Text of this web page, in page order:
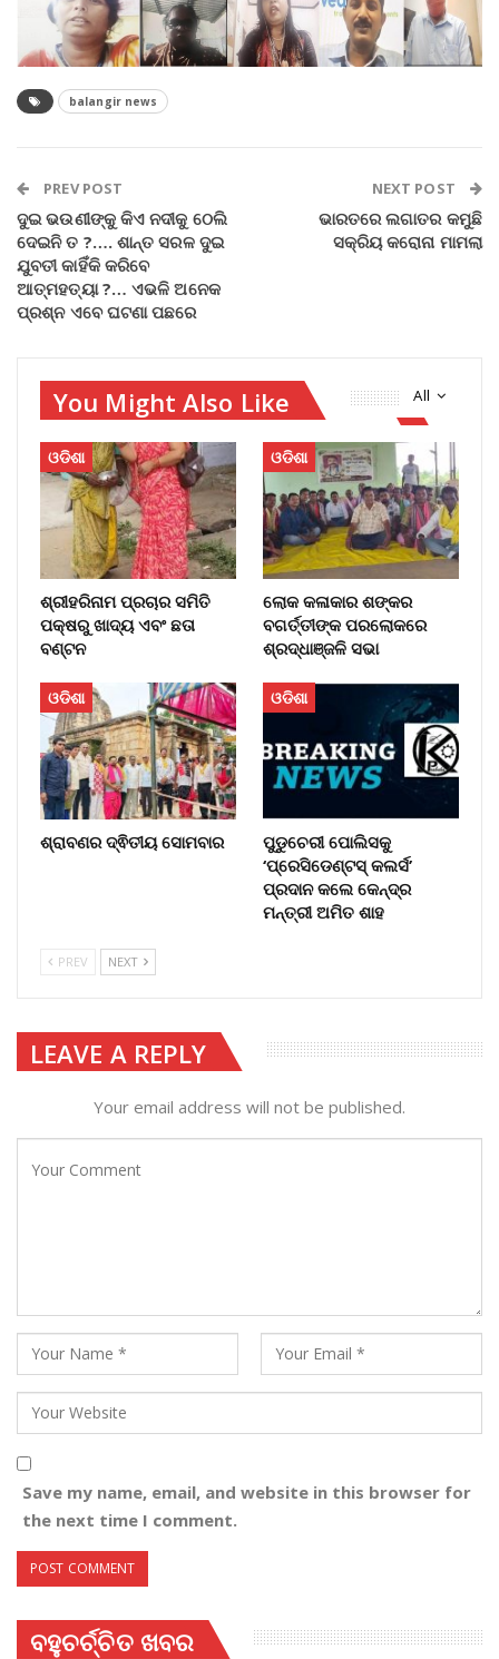
balangir news
PREV POST
ଦୁଇ ଭଉଣୀଙ୍କୁ କିଏ ନଦୀକୁ ଠେଲି
ଦେଇନି ତ ?…. ଶାନ୍ତ ସରଳ ଦୁଇ
ଯୁବତୀ କାହିଁକି କରିବେ
ଆତ୍ମହତ୍ୟା ?… ଏଭଳି ଅନେକ
ପ୍ରଶ୍ନ ଏବେ ଘଟଣା ପଛରେ
NEXT POST
ଭାରତରେ ଲଗାତର କମୁଛି
ସକ୍ରିୟ କରୋନା ମାମଲା
All
You Might Also Like
ଓଡିଶା
ଶ୍ରୀହରିନାମ ପ୍ରଚାର ସମିତି
ପକ୍ଷରୁ ଖାଦ୍ୟ ଏବଂ ଛତା
ବଣ୍ଟନ
ଓଡିଶା
ଲୋକ କଳାକାର ଶଙ୍କର
ବଗର୍ତ୍ତୀଙ୍କ ପରଲୋକରେ
ଶ୍ରଦ୍ଧାଞ୍ଜଳି ସଭା
ଓଡିଶା
ଶ୍ରାବଣର ଦ୍ଵିତୀୟ ସୋମବାର
ଓଡିଶା
ପୁଡୁଚେରୀ ପୋଲିସକୁ
‘ପ୍ରେସିଡେଣ୍ଟସ୍ କଲର୍ସ’
ପ୍ରଦାନ କଲେ କେନ୍ଦ୍ର
ମନ୍ତ୍ରୀ ଅମିତ ଶାହ
PREV NEXT
LEAVE A REPLY
Your email address will not be published.
Save my name, email, and website in this browser for
the next time I comment.
ବହୁଚର୍ଚ୍ଚିତ ଖବର